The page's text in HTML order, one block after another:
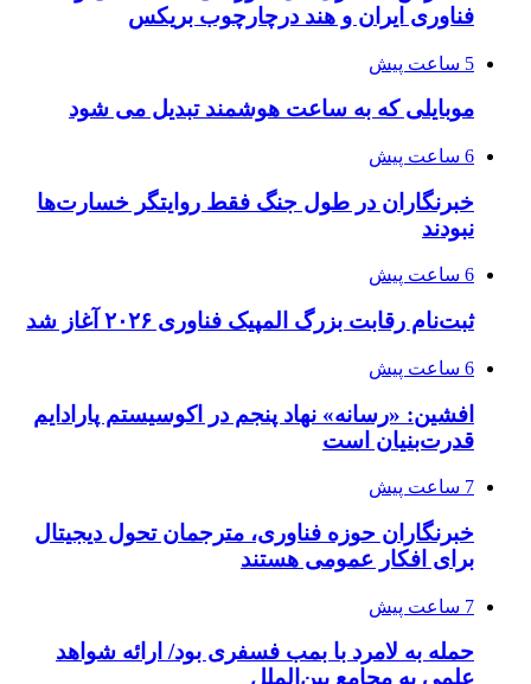
فناوری ایران و هند درچارچوب بریکس
5 ساعت پیش
موبایلی که به ساعت هوشمند تبدیل می شود
6 ساعت پیش
خبرنگاران در طول جنگ فقط روایتگر خسارت‌ها
نبودند
6 ساعت پیش
ثبت‌نام رقابت بزرگ المپیک فناوری ۲۰۲۶ آغاز شد
6 ساعت پیش
افشین: «رسانه» نهاد پنجم در اکوسیستم پارادایم
قدرت‌بنیان است
7 ساعت پیش
خبرنگاران حوزه فناوری، مترجمان تحول دیجیتال
برای افکار عمومی هستند
7 ساعت پیش
حمله به لامرد با بمب فسفری بود/ ارائه شواهد
علمی به مجامع بین‌الملل